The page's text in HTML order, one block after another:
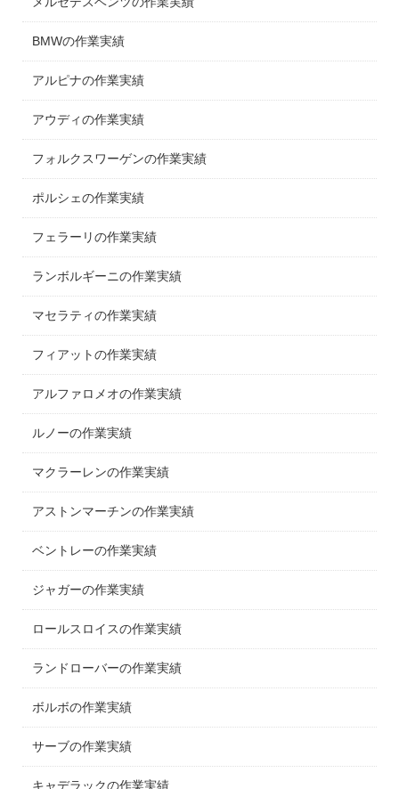
BMWの作業実績
アルピナの作業実績
アウディの作業実績
フォルクスワーゲンの作業実績
ポルシェの作業実績
フェラーリの作業実績
ランボルギーニの作業実績
マセラティの作業実績
フィアットの作業実績
アルファロメオの作業実績
ルノーの作業実績
マクラーレンの作業実績
アストンマーチンの作業実績
ベントレーの作業実績
ジャガーの作業実績
ロールスロイスの作業実績
ランドローバーの作業実績
ボルボの作業実績
サーブの作業実績
キャデラックの作業実績